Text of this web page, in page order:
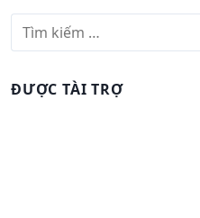
iĐƯỢC TÀI TRỢ